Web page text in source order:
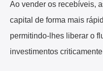
Ao vender os recebíveis,
capital de forma mais
permitindo-lhes liberar o
investimentos